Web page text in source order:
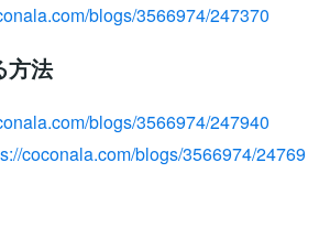
blogs/3566974/247370
方法
blogs/3566974/247940
coconala.com/blogs/3566974/24769